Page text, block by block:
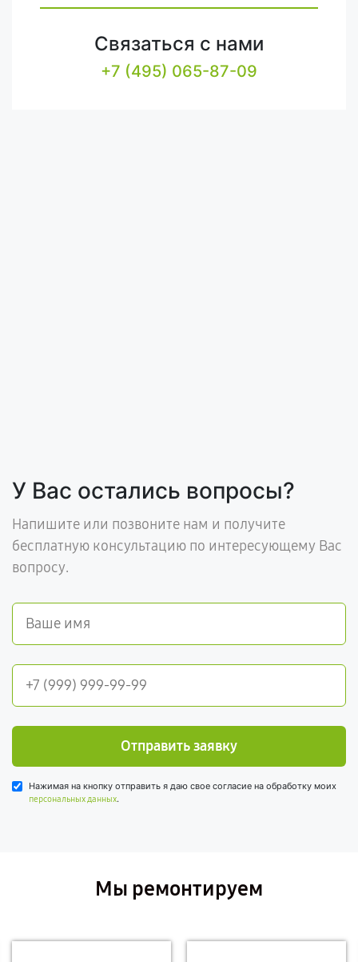
Связаться с нами
+7 (495) 065-87-09
У Вас остались вопросы?
Напишите или позвоните нам и получите
бесплатную консультацию по интересующему Вас
вопросу.
Отправить заявку
Нажимая на кнопку отправить я даю свое согласие на обработку моих
персональных данных.
Мы ремонтируем